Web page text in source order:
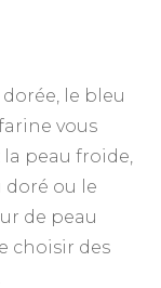
dorée, le bleu
vous
la peau froide,
doré ou le
de peau
choisir des